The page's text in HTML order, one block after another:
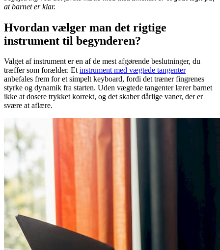
at barnet er klar.
Hvordan vælger man det rigtige
instrument til begynderen?
Valget af instrument er en af de mest afgørende beslutninger, du
træffer som forælder. Etinstrument med vægtede tangenter
anbefales frem for et simpelt keyboard, fordi det træner fingrenes
styrke og dynamik fra starten. Uden vægtede tangenter lærer barnet
ikke at dosere trykket korrekt, og det skaber dårlige vaner, der er
svære at aflære.